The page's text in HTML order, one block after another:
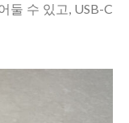
둘 수 있고, USB-C